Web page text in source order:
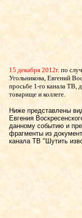
15 декабря 2012г. по
Угольникова, Евгений
просьбе 1-го канала ТВ,
товарище и коллеге.
Ниже представлены
Евгения
данному событию и
фрагменты из
канала ТВ "Шутить